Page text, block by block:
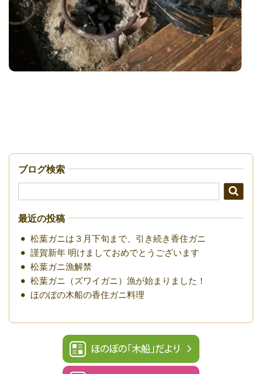
ブログ検索
最近の投稿
松葉ガニは３月下旬まで、引き続き香住ガニ
謹賀新年 明けましておめでとうございます
松葉ガニ漁解禁
松葉ガニ（ズワイガニ）漁が始まりました！
ほのぼの木船の香住ガニ料理